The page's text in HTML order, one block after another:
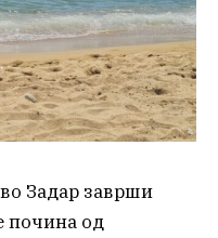
Задар заврши
почина од